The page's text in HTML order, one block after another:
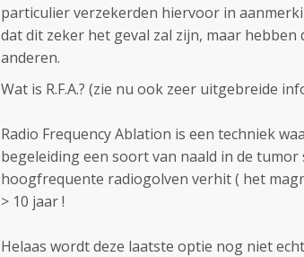
particulier verzekerden hiervoor in
dat dit zeker het geval zal zijn, maar
anderen.
Wat is R.F.A.? (zie nu ook zeer uitgebreide
Radio Frequency Ablation is een techniek
begeleiding een soort van naald in de tumor
hoogfrequente radiogolven verhit ( het
> 10 jaar !
Helaas wordt deze laatste optie nog niet